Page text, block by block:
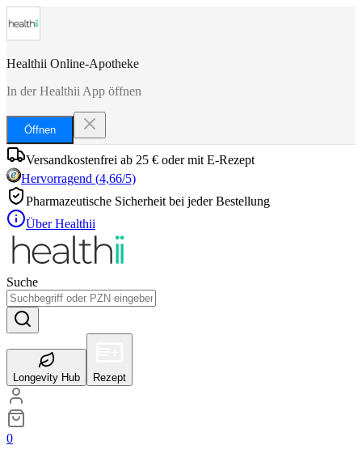
Healthii Online-Apotheke
In der Healthii App öffnen
Öffnen
Versandkostenfrei ab 25 € oder mit E-Rezept
Hervorragend (4,66/5)
Pharmazeutische Sicherheit bei jeder Bestellung
Über Healthii
Suche
Longevity Hub Rezept
0